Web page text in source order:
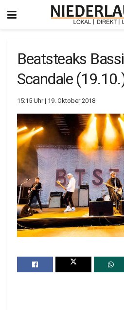
Beatsteaks
Scandale
15:15 Uhr | 19. Oktober 2018